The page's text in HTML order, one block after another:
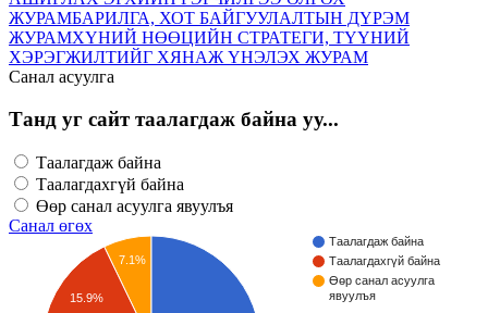
ЖУРАМБАРИЛГА, ХОТ БАЙГУУЛАЛТЫН ДҮРЭМ
ЖУРАМХҮНИЙ НӨӨЦИЙН СТРАТЕГИ, ТҮҮНИЙ
ХЭРЭГЖИЛТИЙГ ХЯНАЖ ҮНЭЛЭХ ЖУРАМ
Санал асуулга
Танд уг сайт таалагдаж байна уу...
Таалагдаж байна
Таалагдахгүй байна
Өөр санал асуулга явуулъя
Санал өгөх
Таалагдаж байна
Таалагдахгүй байна
Өөр санал асуулга
явуулъя
7.1%
15.9%